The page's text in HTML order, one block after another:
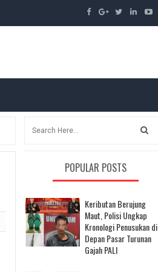
POPULAR POSTS
Keributan Berujung
Maut, Polisi Ungkap
Kronologi Penusukan di
Depan Pasar Turunan
Gajah PALI